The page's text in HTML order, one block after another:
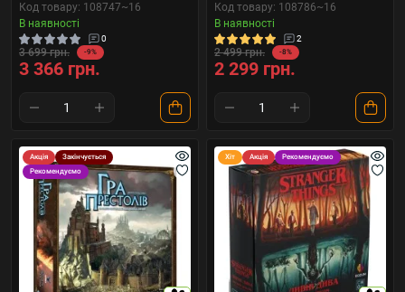
Код товару: 108747~16
В наявності
0
3 699 грн. -9%
3 366 грн.
Код товару: 108786~16
В наявності
2
2 499 грн. -8%
2 299 грн.
Акція
Закінчується
Рекомендуємо
Хіт Акція Рекомендуємо